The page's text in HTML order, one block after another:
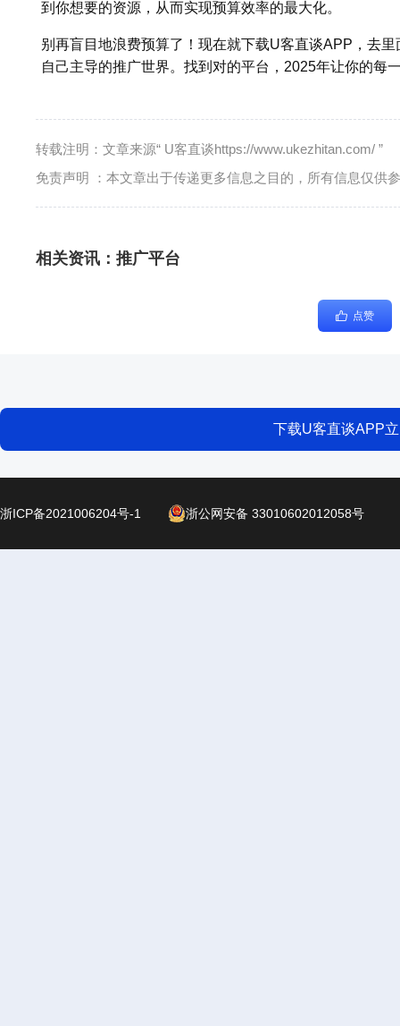
到你想要的资源，从而实现预算效率的最大化。
别再盲目地浪费预算了！现在就下载U客直谈APP，去
自己主导的推广世界。找到对的平台，2025年让你的每
转载注明：文章来源“ U客直谈https://www.ukezhitan.com/ ”
免责声明 ：本文章出于传递更多信息之目的，所有信息仅供
相关资讯： 推广平台
点赞
下载U客直谈APP
浙ICP备2021006204号-1 浙公网安备 33010602012058号